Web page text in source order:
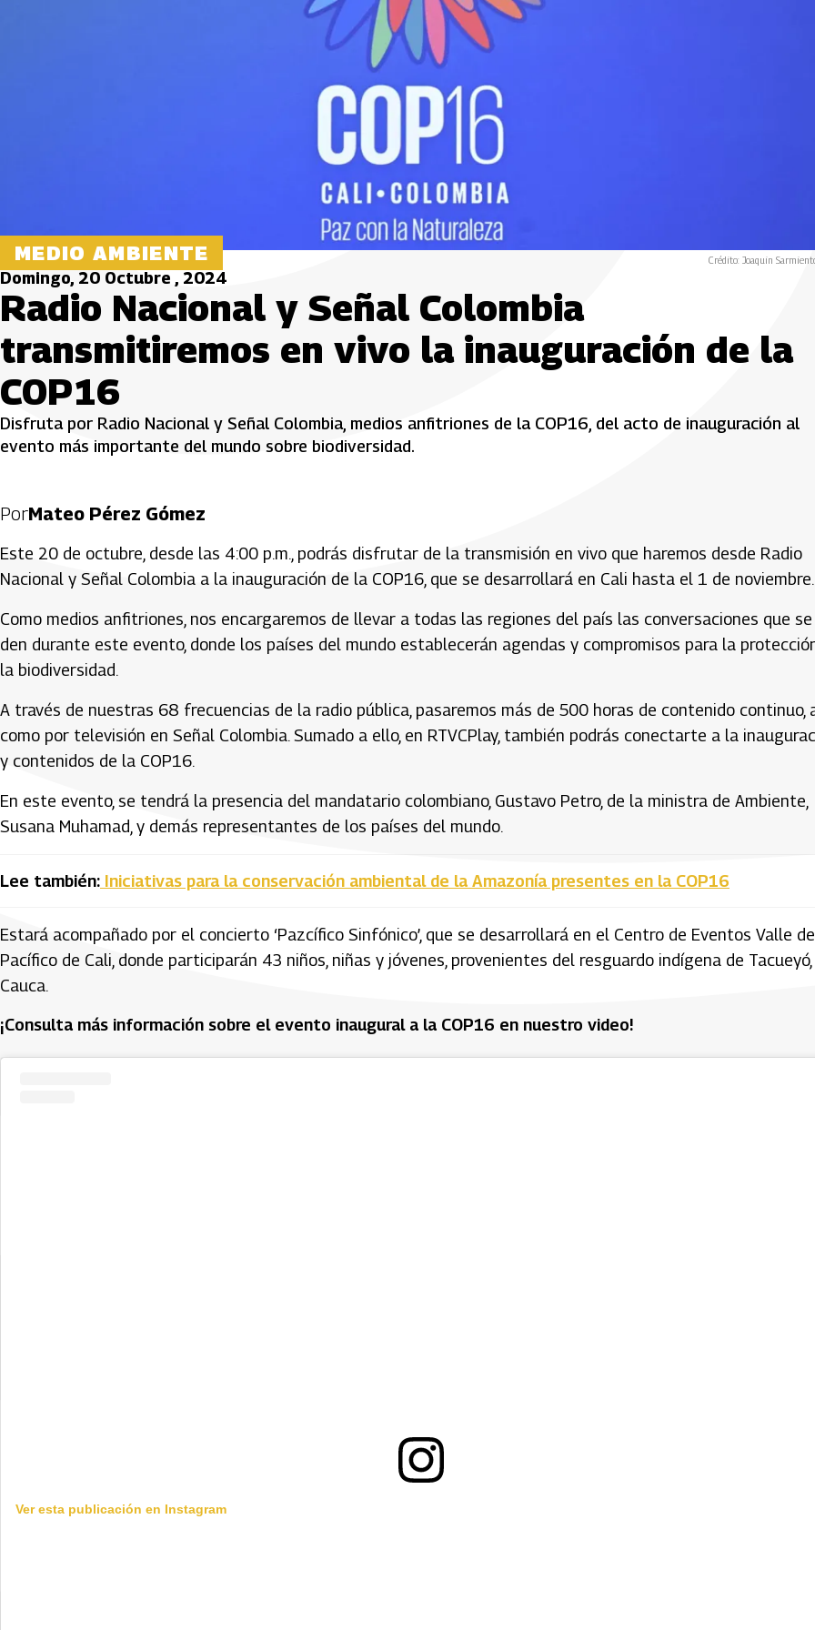
MEDIO AMBIENTE Crédito: Joaquin
Domingo, 20 Octubre , 2024
Radio Nacional y Señal Colombia
transmitiremos en vivo la inauguración de la
COP16
Disfruta por Radio Nacional y Señal Colombia, medios anfitriones de la COP16, del acto de inauguración al
evento más importante del mundo sobre biodiversidad.
PorMateo Pérez Gómez
Este 20 de octubre, desde las 4:00 p.m., podrás disfrutar de la transmisión en vivo que haremos desde Radio
Nacional y Señal Colombia a la inauguración de la COP16, que se desarrollará en Cali hasta el 1 de noviembre.
Como medios anfitriones, nos encargaremos de llevar a todas las regiones del país las conversaciones que se
den durante este evento, donde los países del mundo establecerán agendas y compromisos para la
la biodiversidad.
A través de nuestras 68 frecuencias de la radio pública, pasaremos más de 500 horas de contenido continuo,
como por televisión en Señal Colombia. Sumado a ello, en RTVCPlay, también podrás conectarte a la
y contenidos de la COP16.
En este evento, se tendrá la presencia del mandatario colombiano, Gustavo Petro, de la ministra de Ambiente,
Susana Muhamad, y demás representantes de los países del mundo.
Lee también: Iniciativas para la conservación ambiental de la Amazonía presentes en la COP16
Estará acompañado por el concierto ‘Pazcífico Sinfónico’, que se desarrollará en el Centro de Eventos Valle
Pacífico de Cali, donde participarán 43 niños, niñas y jóvenes, provenientes del resguardo indígena de Tacueyó,
Cauca.
¡Consulta más información sobre el evento inaugural a la COP16 en nuestro video!
Ver esta publicación en Instagram